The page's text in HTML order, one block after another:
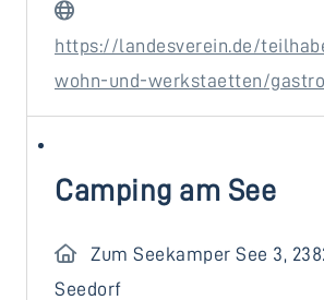
https://landesverein.de/
wohn-und-werkstaetten/
Camping am See
Zum Seekamper See 3,
Seedorf